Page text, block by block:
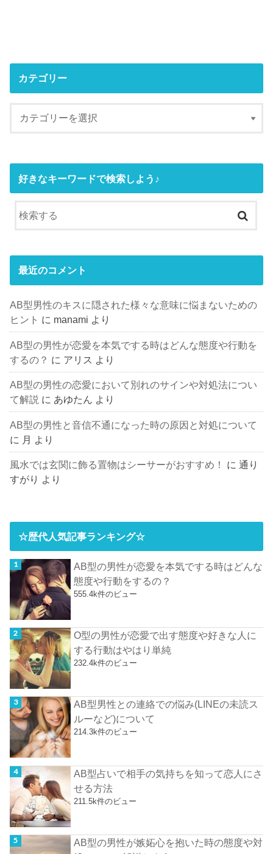
カテゴリー
好きなキーワードで検索しよう♪
最近のコメント
AB型男性のキスに隠された様々な意味に悩まないための
ヒント に manami より
AB型の男性が恋愛を本気でする時はどんな態度や行動を
するの？ に アリス より
AB型の男性の恋愛において別れのサインや対処法につい
て解説 に あゆたん より
AB型の男性と音信不通になった時の原因と対処について
に 月 より
風水では玄関に飾る置物はシーサーがおすすめ！ に通り
すがり より
☆歴代人気記事ランキング☆
AB型の男性が恋愛を本気でする時はどんな
態度や行動をするの？
555.4k件のビュー
O型の男性が恋愛で出す態度や好きな人に
する行動はやはり単純
232.4k件のビュー
AB型男性との連絡での悩み(LINEの未読ス
ルーなど)について
214.3k件のビュー
AB型占いで相手の気持ちを知って恋人にさ
せる方法
211.5k件のビュー
AB型の男性が嫉妬心を抱いた時の態度や対